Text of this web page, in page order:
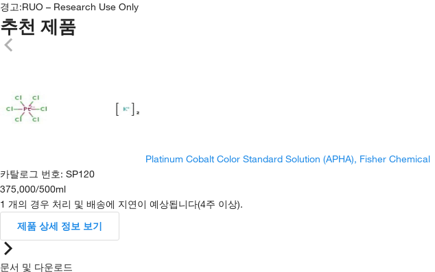
경고:RUO – Research Use Only
추천 제품
Platinum Cobalt Color Standard Solution (APHA), Fisher Chemical
카탈로그 번호: SP120
375,000/500ml
1 개의 경우 처리 및 배송에 지연이 예상됩니다(4주 이상).
제품 상세 정보 보기
문서 및 다운로드